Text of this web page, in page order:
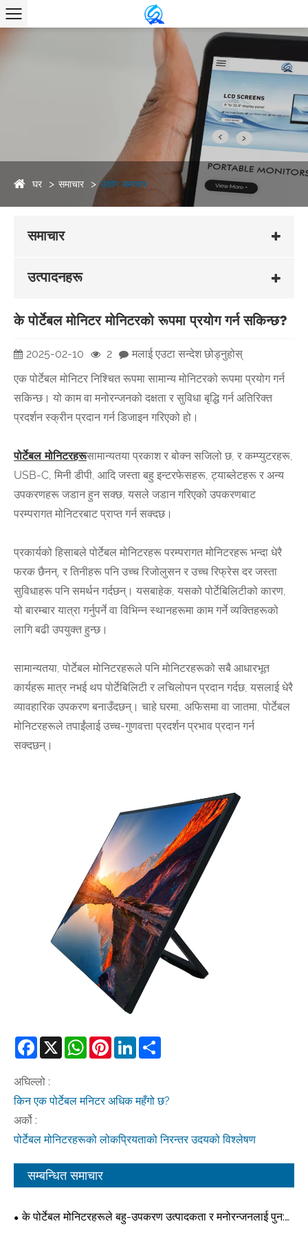
घर समाचार उद्योग समाचार
समाचार
उत्पादनहरू
के पोर्टेबल मोनिटर मोनिटरको रूपमा प्रयोग गर्न सकिन्छ?
2025-02-10 2
मलाई एउटा सन्देश छोड्नुहोस्
एक पोर्टेबल मोनिटर निश्चित रूपमा सामान्य मोनिटरको रूपमा प्रयोग गर्न
सकिन्छ। यो काम वा मनोरन्जनको दक्षता र सुविधा बृद्धि गर्न अतिरिक्त
प्रदर्शन स्क्रीन प्रदान गर्न डिजाइन गरिएको हो।
पोर्टेबल मोनिटरहरूसामान्यतया प्रकाश र बोक्न सजिलो छ, र कम्प्युटरहरू,
USB-C, मिनी डीपी, आदि जस्ता बहु इन्टरफेसहरू, ट्याब्लेटहरू र अन्य
उपकरणहरू जडान हुन सक्छ, यसले जडान गरिएको उपकरणबाट
परम्परागत मोनिटरबाट प्राप्त गर्न सक्दछ।
प्रकार्यको हिसाबले पोर्टेबल मोनिटरहरू परम्परागत मोनिटरहरू भन्दा धेरै
फरक छैनन्, र तिनीहरू पनि उच्च रिजोलुसन र उच्च रिफ्रेस दर जस्ता
सुविधाहरू पनि समर्थन गर्दछन्। यसबाहेक, यसको पोर्टेबिलिटीको कारण,
यो बारम्बार यात्रा गर्नुपर्ने वा विभिन्न स्थानहरूमा काम गर्ने व्यक्तिहरूको
लागि बढी उपयुक्त हुन्छ।
सामान्यतया, पोर्टेबल मोनिटरहरूले पनि मोनिटरहरूको सबै आधारभूत
कार्यहरू मात्र नभई थप पोर्टेबिलिटी र लचिलोपन प्रदान गर्दछ, यसलाई धेरै
व्यावहारिक उपकरण बनाउँदछन्। चाहे घरमा, अफिसमा वा जातमा, पोर्टेबल
मोनिटरहरूले तपाईंलाई उच्च-गुणवत्ता प्रदर्शन प्रभाव प्रदान गर्न
सक्दछन्।
Facebook
X WhatsAppPinterestLinkedIn
अघिल्लो :
किन एक पोर्टेबल मनिटर अधिक महँगो छ?
अर्को :
पोर्टेबल मोनिटरहरूको लोकप्रियताको निरन्तर उदयको विश्लेषण
सम्बन्धित समाचार
के पोर्टेबल मोनिटरहरूले बहु-उपकरण उत्पादकता र मनोरन्जनलाई पुन: